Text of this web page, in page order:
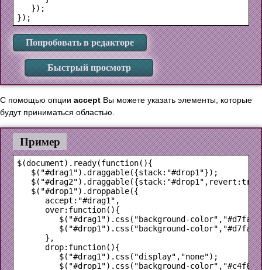
   });
Попробовать в редакторе
Быстрый просмотр
С помощью опции accept Вы можете указать элементы, которые
будут приниматься областью.
Пример
$(document).ready(function(){
   $("#drag1").draggable({stack:"#drop1"});
   $("#drop1").droppable({
      accept:"#drag1",
      over:function(){
$("#drag1").css("background-
$("#drop1").css("background-
      },
      drop:function(){
         $("#drag1").css("display","none");
$("#drop1").css("background-